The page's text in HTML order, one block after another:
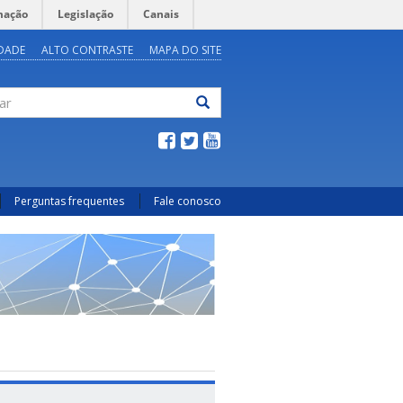
Legislação Canais
ALTO CONTRASTE MAPA DO SITE
Perguntas frequentes Fale conosco